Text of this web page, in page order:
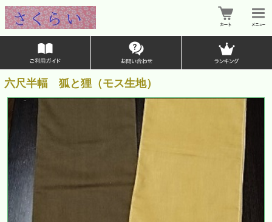
六尺半幅 狐と狸（モス生地）